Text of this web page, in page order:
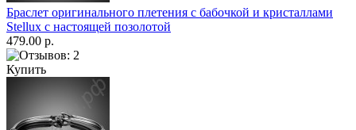
Браслет оригинального плетения с бабочкой и кристаллами
Stellux с настоящей позолотой
479.00 р.
Купить